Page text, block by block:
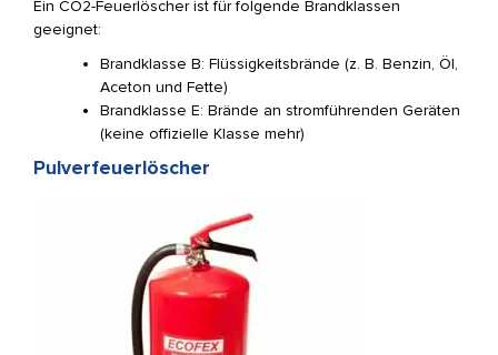
Ein CO2-Feuerlöscher ist für folgende Brandklassen
geeignet:
Brandklasse B: Flüssigkeitsbrände (z. B. Benzin, Öl,
Aceton und Fette)
Brandklasse E: Brände an stromführenden Geräten
(keine offizielle Klasse mehr)
Pulverfeuerlöscher